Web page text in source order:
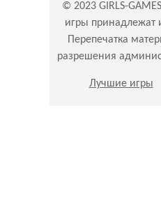
© 2023 GIRLS-
игры принадлежат
Перепечатка
разрешения
Лучшие игры